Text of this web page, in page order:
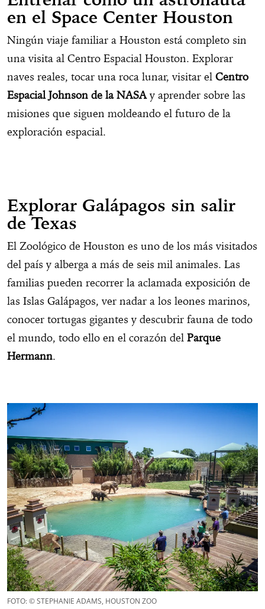
en el Space Center Houston
Ningún viaje familiar a Houston está completo sin
una visita al Centro Espacial Houston. Explorar
naves reales, tocar una roca lunar, visitar el Centro
Espacial Johnson de la NASAy aprender sobre las
misiones que siguen moldeando el futuro de la
exploración espacial.
Explorar Galápagos sin salir
de Texas
El Zoológico de Houston es uno de los más visitados
del país y alberga a más de seis mil animales. Las
familias pueden recorrer la aclamada exposición de
las Islas Galápagos, ver nadar a los leones marinos,
conocer tortugas gigantes y descubrir fauna de todo
el mundo, todo ello en el corazón del Parque
Hermann.
FOTO: © STEPHANIE ADAMS, HOUSTON ZOO